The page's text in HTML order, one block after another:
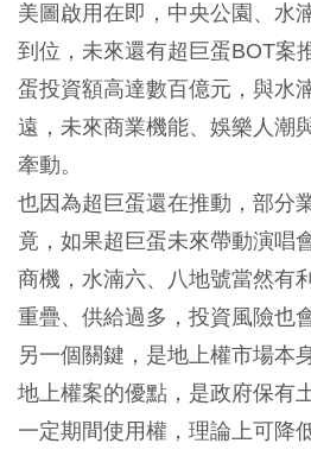
美圖啟用在即，中央公園、水
到位，未來還有超巨蛋BOT案
蛋投資額高達數百億元，與水
遠，未來商業機能、娛樂人潮
牽動。
也因為超巨蛋還在推動，部分
竟，如果超巨蛋未來帶動演唱
商機，水湳六、八地號當然有
重疊、供給過多，投資風險也
另一個關鍵，是地上權市場本
地上權案的優點，是政府保有
一定期間使用權，理論上可降